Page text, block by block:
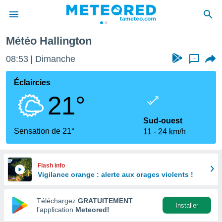
de
Météo Hallington
08:53 Dimanche ...
Éclaircies
21°
Sensation de 21°
Sud-ouest
11
24 km/h
Flash info
Vigilance orange : alerte aux orages violents !
Téléchargez GRATUITEMENT
l’application Meteored!
Installer